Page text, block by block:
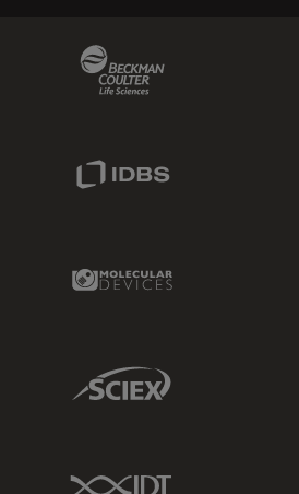
IDBS Link
Molecular Devices Link
Sciex Link
IDT Link